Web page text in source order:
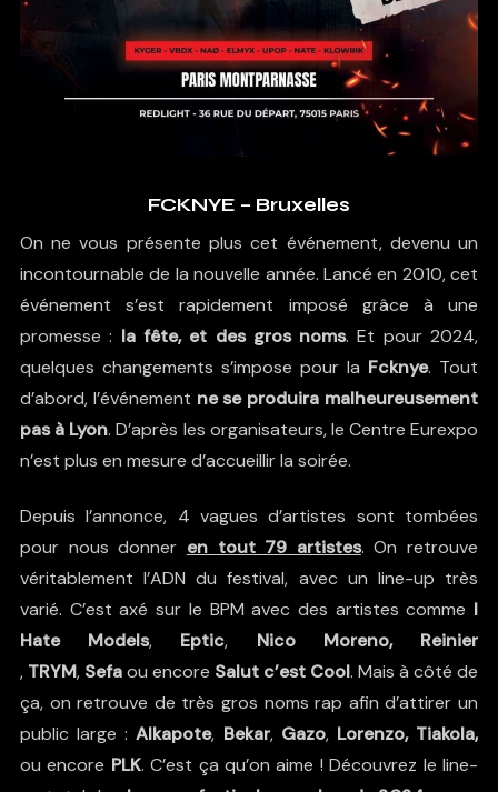
FCKNYE – Bruxelles
On ne vous présente plus cet événement, devenu un
incontournable de la nouvelle année. Lancé en 2010, cet
événement s’est rapidement imposé grâce à une
promesse : la fête, et des gros noms. Et pour 2024,
quelques changements s’impose pour la Fcknye. Tout
d’abord, l’événement ne se produira malheureusement
pas à Lyon. D’après les organisateurs, le Centre Eurexpo
n’est plus en mesure d’accueillir la soirée.
Depuis l’annonce, 4 vagues d’artistes sont tombées
pour nous donner en tout 79 artistes. On retrouve
véritablement l’ADN du festival, avec un line-up très
varié. C’est axé sur le BPM avec des artistes comme I
Hate Models, Eptic, Nico Moreno, Reinier
, TRYM, Sefaou encore Salut c’est Cool. Mais à côté de
ça, on retrouve de très gros noms rap afin d’attirer un
public large :Alkapote, Bekar, Gazo, Lorenzo, Tiakola,
ou encore PLK. C’est ça qu’on aime ! Découvrez le line-